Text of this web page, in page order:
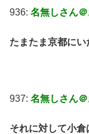
936: 名無しさん
たまたま京都に
937: 名無しさん
それに対して小